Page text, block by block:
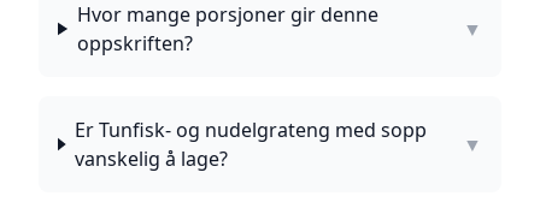
Hvor mange porsjoner gir denne
oppskriften?
▼
Er Tunfisk- og nudelgrateng med sopp
vanskelig å lage?
▼